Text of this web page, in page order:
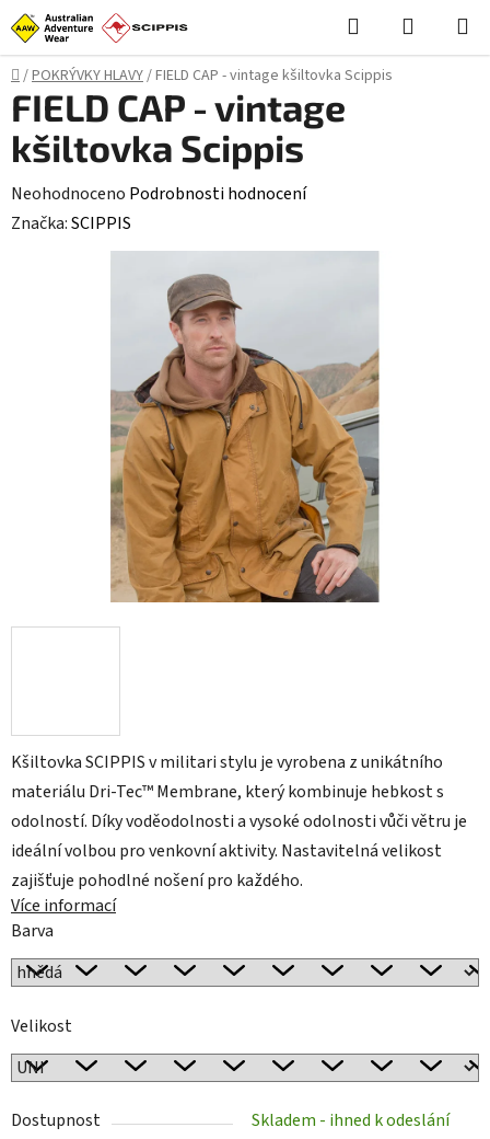
Přejít
na
obsah
Hledat
KOŠÍK
Domů
/POKRÝVKY HLAVY/FIELD CAP - vintage kšiltovka Scippis
Kšiltovka SCIPPIS v militari stylu je vyrobena z unikátního
materiálu Dri-Tec™ Membrane, který kombinuje hebkost s
odolností. Díky voděodolnosti a vysoké odolnosti vůči větru je
ideální volbou pro venkovní aktivity. Nastavitelná velikost
zajišťuje pohodlné nošení pro každého.
Více informací
Barva
Velikost
Dostupnost
Skladem - ihned k odeslání
FIELD CAP - vintage
kšiltovka Scippis
Průměrné
hodnocení
Neohodnoceno Podrobnosti hodnocení
Značka:SCIPPIS